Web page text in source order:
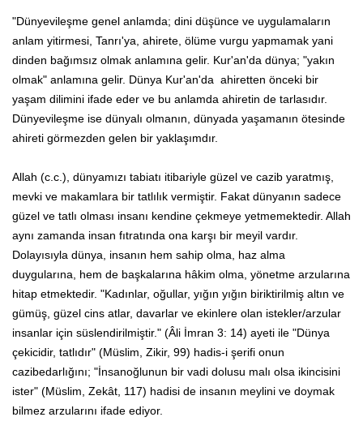
"Dünyevileşme genel anlamda; dini düşünce ve uygulamaların
anlam yitirmesi, Tanrı'ya, ahirete, ölüme vurgu yapmamak yani
dinden bağımsız olmak anlamına gelir. Kur'an'da dünya; "yakın
olmak" anlamına gelir. Dünya Kur'an'da ahiretten önceki bir
yaşam dilimini ifade eder ve bu anlamda ahiretin de tarlasıdır.
Dünyevileşme ise dünyalı olmanın, dünyada yaşamanın ötesinde
ahireti görmezden gelen bir yaklaşımdır.
Allah (c.c.), dünyamızı tabiatı itibariyle güzel ve cazib yaratmış,
mevki ve makamlara bir tatlılık vermiştir. Fakat dünyanın sadece
güzel ve tatlı olması insanı kendine çekmeye yetmemektedir. Allah
aynı zamanda insan fıtratında ona karşı bir meyil vardır.
Dolayısıyla dünya, insanın hem sahip olma, haz alma
duygularına, hem de başkalarına hâkim olma, yönetme arzularına
hitap etmektedir. "Kadınlar, oğullar, yığın yığın biriktirilmiş altın ve
gümüş, güzel cins atlar, davarlar ve ekinlere olan istekler/arzular
insanlar için süslendirilmiştir." (Âli İmran 3: 14) ayeti ile "Dünya
çekicidir, tatlıdır" (Müslim, Zikir, 99) hadis-i şerifi onun
cazibedarlığını; "İnsanoğlunun bir vadi dolusu malı olsa ikincisini
ister" (Müslim, Zekât, 117) hadisi de insanın meylini ve doymak
bilmez arzularını ifade ediyor.